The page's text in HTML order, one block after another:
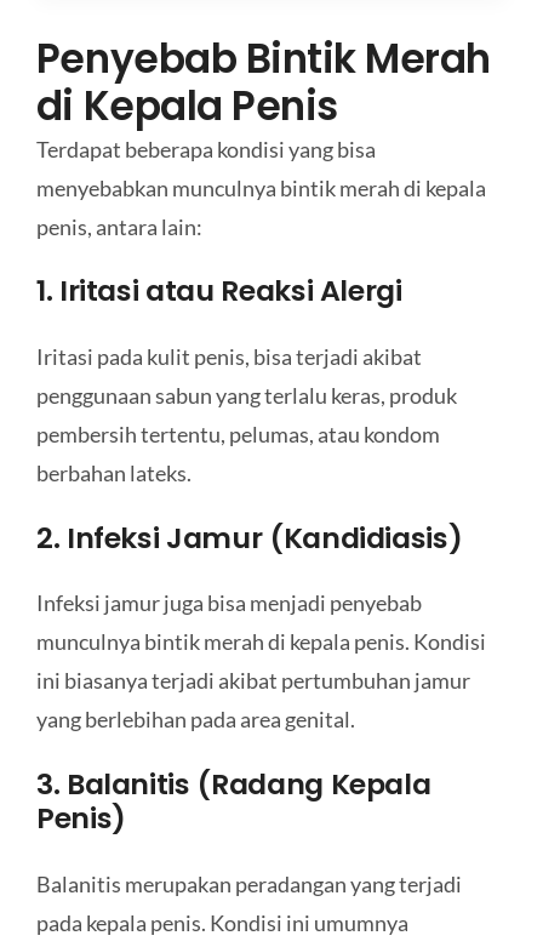
Penyebab Bintik Merah
di Kepala Penis
Terdapat beberapa kondisi yang bisa
menyebabkan munculnya bintik merah di kepala
penis, antara lain:
1. Iritasi atau Reaksi Alergi
Iritasi pada kulit penis, bisa terjadi akibat
penggunaan sabun yang terlalu keras, produk
pembersih tertentu, pelumas, atau kondom
berbahan lateks.
2. Infeksi Jamur (Kandidiasis)
Infeksi jamur juga bisa menjadi penyebab
munculnya bintik merah di kepala penis. Kondisi
ini biasanya terjadi akibat pertumbuhan jamur
yang berlebihan pada area genital.
3. Balanitis (Radang Kepala
Penis)
Balanitis merupakan peradangan yang terjadi
pada kepala penis. Kondisi ini umumnya